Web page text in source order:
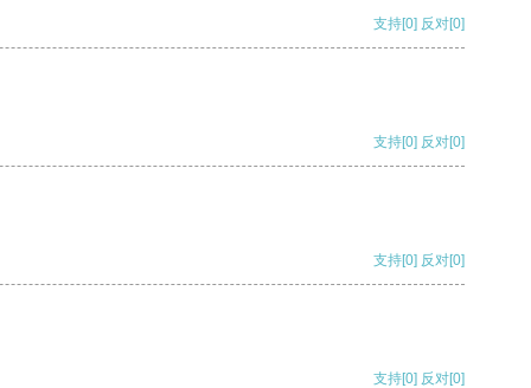
支持[0] 反对[0]
支持[0] 反对[0]
支持[0] 反对[0]
支持[0] 反对[0]